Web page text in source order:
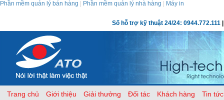
Phần mềm quản lý bán hàng Phần mềm quản lý nhà hàng Máy in
Số hỗ trợ kỹ thuật 24/24: 0944.772.111
Trang chủ Giới thiệu Giải thưởng Đối tác Khách hàng Tin tức